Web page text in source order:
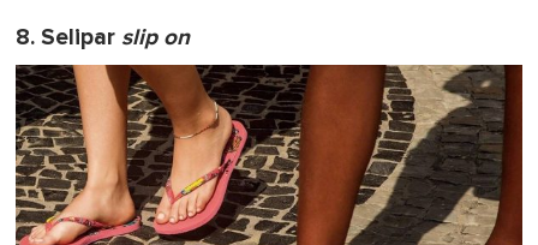
8. Selipar slip on